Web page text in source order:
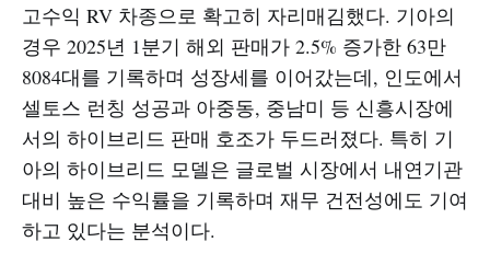
고수익 RV 차종으로 확고히 자리매김했다. 기아의
경우 2025년 1분기 해외 판매가 2.5% 증가한 63만
8084대를 기록하며 성장세를 이어갔는데, 인도에서
셀토스 런칭 성공과 아중동, 중남미 등 신흥시장에
서의 하이브리드 판매 호조가 두드러졌다. 특히 기
아의 하이브리드 모델은 글로벌 시장에서 내연기관
대비 높은 수익률을 기록하며 재무 건전성에도 기여
하고 있다는 분석이다.